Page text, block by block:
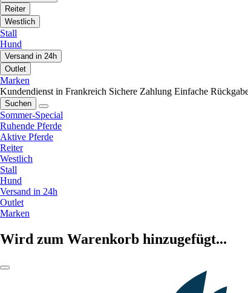
Reiter
Westlich
Stall
Hund
Versand in 24h
Outlet
Marken
Kundendienst in Frankreich Sichere Zahlung Einfache
Suchen
Sommer-Special
Ruhende Pferde
Aktive Pferde
Reiter
Westlich
Stall
Hund
Versand in 24h
Outlet
Marken
Wird zum Warenkorb hinzugefügt...